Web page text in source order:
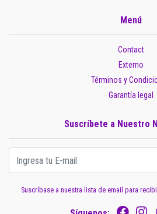
Menú
Contact
Externo
Términos y
Garantía legal
Suscríbete a Nuestro
Suscríbase a nuestra lista de email para